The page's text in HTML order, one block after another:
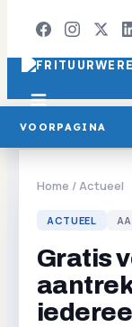
VOORPAGINA
Home /Actueel
ACTUEEL
Gratis